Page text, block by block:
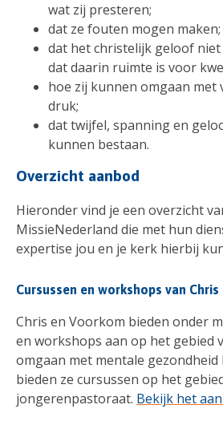
wat zij presteren;
dat ze fouten mogen maken;
dat het christelijk geloof
dat daarin ruimte is voor
hoe zij kunnen omgaan met
druk;
dat twijfel, spanning en
kunnen bestaan.
Overzicht aanbod
Hieronder vind je een overzicht
MissieNederland die met hun
expertise jou en je kerk hierbij
Cursussen en workshops van
Chris en Voorkom bieden onder
en workshops aan op het gebied
omgaan met mentale
bieden ze cursussen op het
jongerenpastoraat. Bekijk het